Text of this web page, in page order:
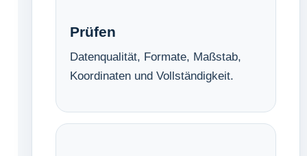
Prüfen
Datenqualität, Formate, Maßstab,
Koordinaten und Vollständigkeit.